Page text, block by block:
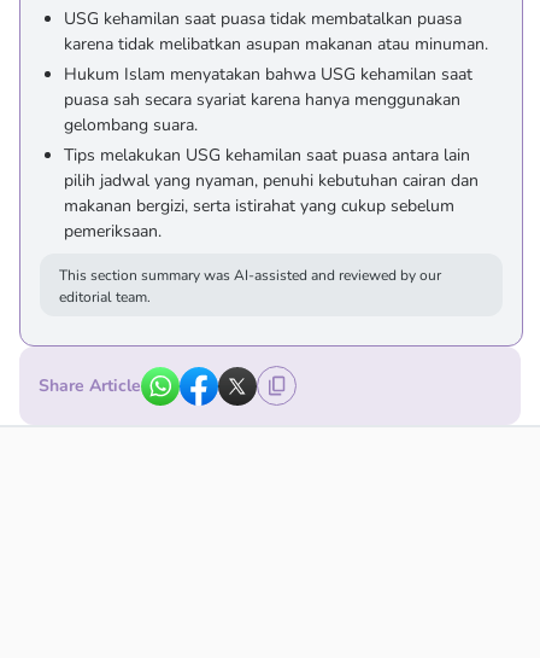
USG kehamilan saat puasa tidak membatalkan puasa
karena tidak melibatkan asupan makanan atau minuman.
Hukum Islam menyatakan bahwa USG kehamilan saat
puasa sah secara syariat karena hanya menggunakan
gelombang suara.
Tips melakukan USG kehamilan saat puasa antara lain
pilih jadwal yang nyaman, penuhi kebutuhan cairan dan
makanan bergizi, serta istirahat yang cukup sebelum
pemeriksaan.
This section summary was AI-assisted and reviewed by our
editorial team.
Share Article